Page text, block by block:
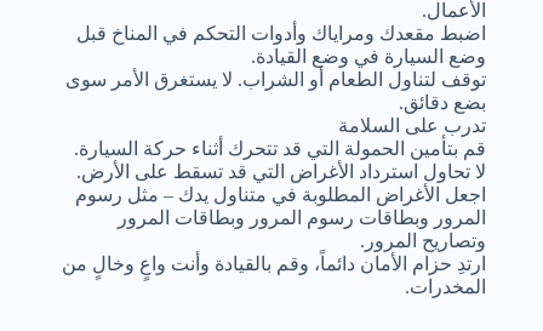
الأعمال.
اضبط مقعدك ومراياك وأدوات التحكم في المناخ قبل
وضع السيارة في وضع القيادة.
توقف لتناول الطعام أو الشراب. لا يستغرق الأمر سوى
بضع دقائق.
تدرب على السلامة
قم بتأمين الحمولة التي قد تتحرك أثناء حركة السيارة.
لا تحاول استرداد الأغراض التي قد تسقط على الأرض.
اجعل الأغراض المطلوبة في متناول يدك – مثل رسوم
المرور وبطاقات رسوم المرور وبطاقات المرور
وتصاريح المرور.
ارتدِ حزام الأمان دائماً، وقم بالقيادة وأنت واعٍ وخالٍ من
المخدرات.